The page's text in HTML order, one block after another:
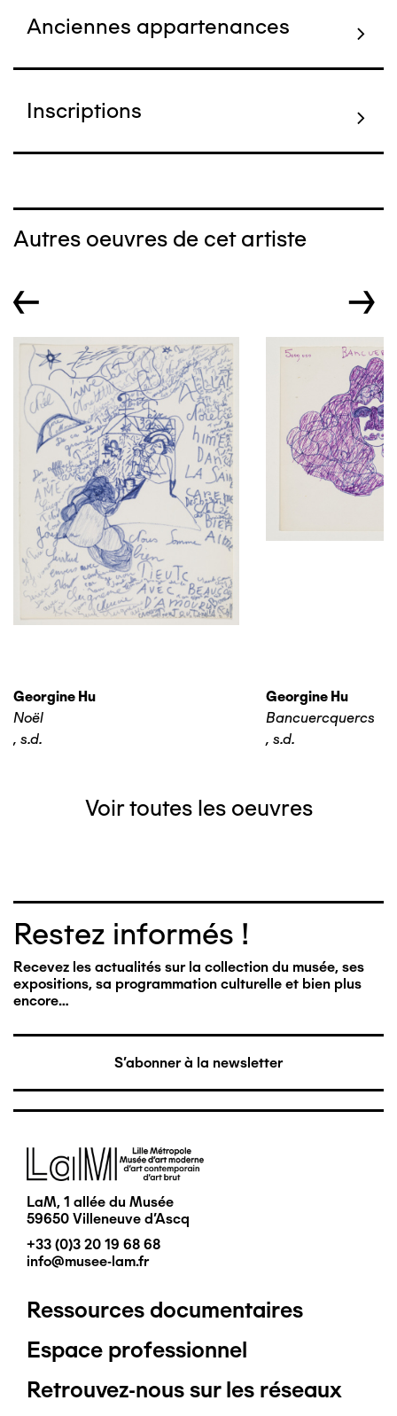
Anciennes appartenances
Inscriptions
Autres oeuvres de cet artiste
← →
Georgine Hu
Noël
, s.d.
Georgine Hu
Bancuercquercs
, s.d.
Voir toutes les oeuvres
Restez informés !
Recevez les actualités sur la collection du musée, ses
expositions, sa programmation culturelle et bien plus
encore…
S'abonner à la newsletter
Image
LaM, 1 allée du Musée
59650 Villeneuve d'Ascq
+33 (0)3 20 19 68 68
info@musee-lam.fr
Pied
de
page
Ressources documentaires
Espace professionnel
Retrouvez-nous sur les réseaux